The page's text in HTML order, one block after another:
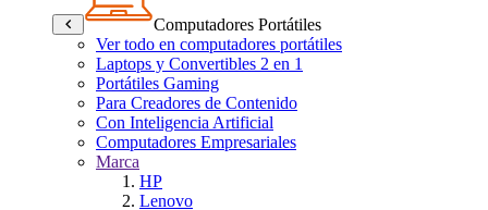
Computadores Portátiles
Ver todo en computadores portátiles
Laptops y Convertibles 2 en 1
Portátiles Gaming
Para Creadores de Contenido
Con Inteligencia Artificial
Computadores Empresariales
Marca
HP
Lenovo